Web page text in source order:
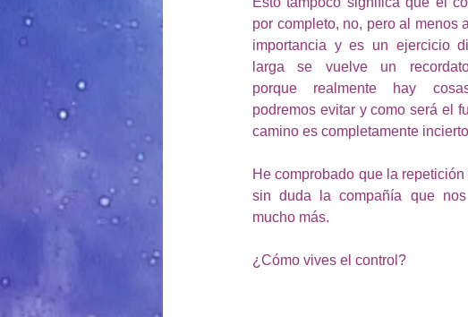
por completo, no, pero al menos
importancia y es un ejercicio
larga se vuelve un
porque realmente hay
podremos evitar y como será el
camino es completamente
He comprobado que la
sin duda la compañía que
mucho más.
¿Cómo vives el control?